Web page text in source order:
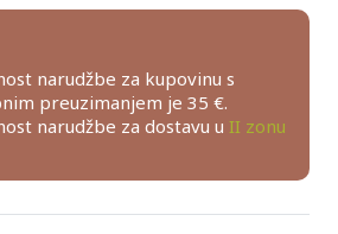
narudžbe za kupovinu s
preuzimanjem je 35 €.
narudžbe za dostavu u II zonu